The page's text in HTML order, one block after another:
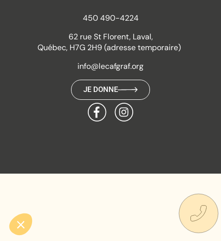
450 490-4224
62 rue St Florent, Laval,
Québec, H7G 2H9 (adresse temporaire)
info@lecafgraf.org
JE DONNE